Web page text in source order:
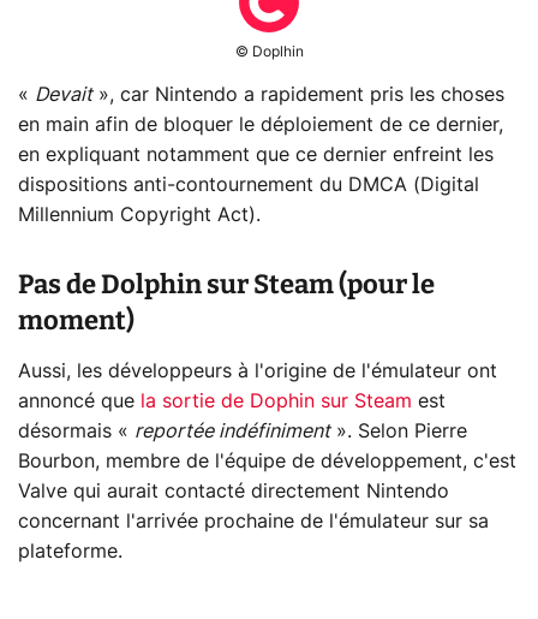
© Doplhin
« Devait», car Nintendo a rapidement pris les choses
en main afin de bloquer le déploiement de ce dernier,
en expliquant notamment que ce dernier enfreint les
dispositions anti-contournement du DMCA (Digital
Millennium Copyright Act).
Pas de Dolphin sur Steam (pour le
moment)
Aussi, les développeurs à l'origine de l'émulateur ont
annoncé que la sortie de Dophin sur Steam est
désormais « reportée indéfiniment». Selon Pierre
Bourbon, membre de l'équipe de développement, c'est
Valve qui aurait contacté directement Nintendo
concernant l'arrivée prochaine de l'émulateur sur sa
plateforme.